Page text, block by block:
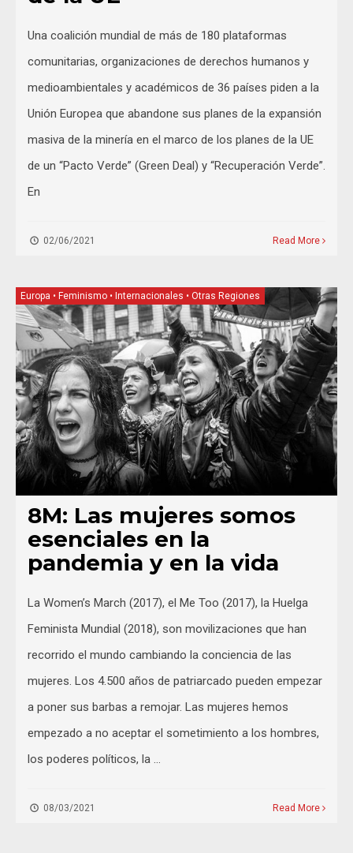
Una coalición mundial de más de 180 plataformas
comunitarias, organizaciones de derechos humanos y
medioambientales y académicos de 36 países piden a la
Unión Europea que abandone sus planes de la expansión
masiva de la minería en el marco de los planes de la UE
de un “Pacto Verde” (Green Deal) y “Recuperación Verde”.
En
02/06/2021 Read More
Europa • Feminismo • Internacionales • Otras Regiones
8M: Las mujeres somos
esenciales en la
pandemia y en la vida
La Women’s March (2017), el Me Too (2017), la Huelga
Feminista Mundial (2018), son movilizaciones que han
recorrido el mundo cambiando la conciencia de las
mujeres. Los 4.500 años de patriarcado pueden empezar
a poner sus barbas a remojar. Las mujeres hemos
empezado a no aceptar el sometimiento a los hombres,
los poderes políticos, la …
08/03/2021 Read More